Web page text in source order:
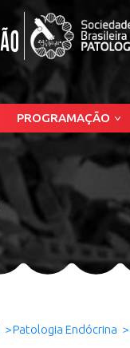
PROGRAMAÇÃO
Patologia Endócrina